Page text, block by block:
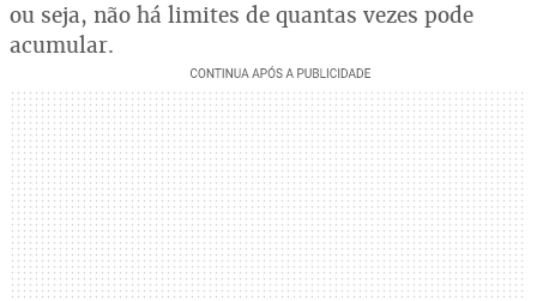
ou seja, não há limites de quantas vezes pode
acumular.